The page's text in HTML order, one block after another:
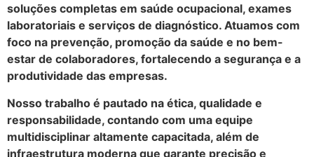
soluções completas em saúde ocupacional, exames
laboratoriais e serviços de diagnóstico. Atuamos com
foco na prevenção, promoção da saúde e no bem-
estar de colaboradores, fortalecendo a segurança e a
produtividade das empresas.
Nosso trabalho é pautado na ética, qualidade e
responsabilidade, contando com uma equipe
multidisciplinar altamente capacitada, além de
infraestrutura moderna que garante precisão e